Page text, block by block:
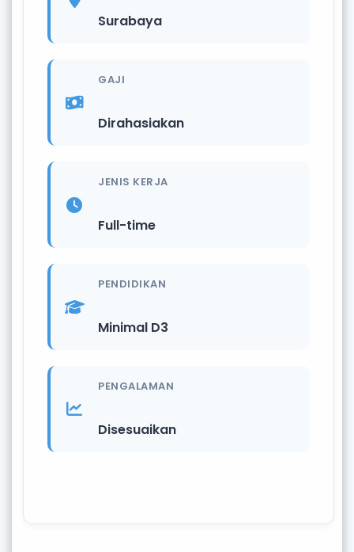
Surabaya
GAJI
Dirahasiakan
JENIS KERJA
Full-time
PENDIDIKAN
Minimal D3
PENGALAMAN
Disesuaikan